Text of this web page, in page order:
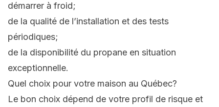
démarrer à froid;
de la qualité de l’installation et des tests
périodiques;
de la disponibilité du propane en situation
exceptionnelle.
Quel choix pour votre maison au Québec?
Le bon choix dépend de votre profil de risque et